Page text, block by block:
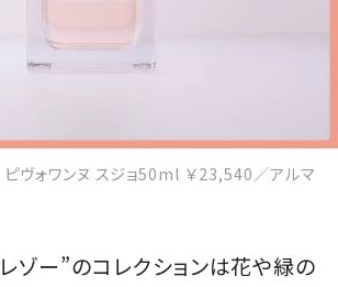
ピヴォワンヌ スジョ50ml ￥23,540／アルマ
ゾー”のコレクションは花や緑の